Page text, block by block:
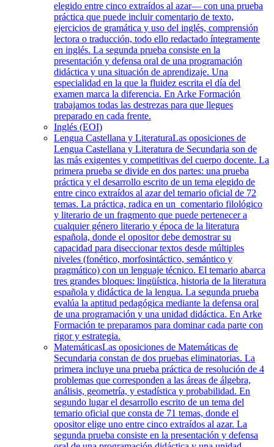
elegido entre cinco extraídos al azar— con una prueba
práctica que puede incluir comentario de texto,
ejercicios de gramática y uso del inglés, comprensión
lectora o traducción, todo ello redactado íntegramente
en inglés. La segunda prueba consiste en la
presentación y defensa oral de una programación
didáctica y una situación de aprendizaje. Una
especialidad en la que la fluidez escrita el día del
examen marca la diferencia. En Arke Formación
trabajamos todas las destrezas para que llegues
preparado en cada frente.
Inglés (EOI)
Lengua Castellana y LiteraturaLas oposiciones de
Lengua Castellana y Literatura de Secundaria son de
las más exigentes y competitivas del cuerpo docente. La
primera prueba se divide en dos partes: una prueba
práctica y el desarrollo escrito de un tema elegido de
entre cinco extraídos al azar del temario oficial de 72
temas. La práctica, radica en un comentario filológico
y literario de un fragmento que puede pertenecer a
cualquier género literario y época de la literatura
española, donde el opositor debe demostrar su
capacidad para diseccionar textos desde múltiples
niveles (fonético, morfosintáctico, semántico y
pragmático) con un lenguaje técnico. El temario abarca
tres grandes bloques: lingüística, historia de la literatura
española y didáctica de la lengua. La segunda prueba
evalúa la aptitud pedagógica mediante la defensa oral
de una programación y una unidad didáctica. En Arke
Formación te preparamos para dominar cada parte con
rigor y estrategia.
MatemáticasLas oposiciones de Matemáticas de
Secundaria constan de dos pruebas eliminatorias. La
primera incluye una prueba práctica de resolución de 4
problemas que corresponden a las áreas de álgebra,
análisis, geometría, y estadística y probabilidad. En
segundo lugar el desarrollo escrito de un tema del
temario oficial que consta de 71 temas, donde el
opositor elige uno entre cinco extraídos al azar. La
segunda prueba consiste en la presentación y defensa